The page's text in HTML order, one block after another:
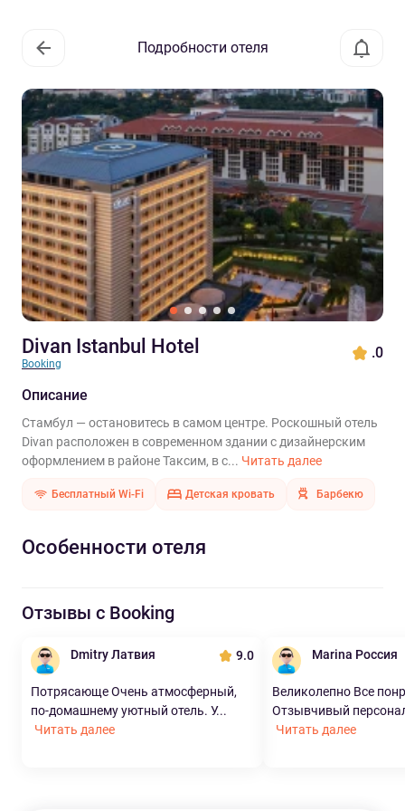
Подробности отеля
Divan Istanbul Hotel
Booking
.0
Описание
Стамбул — остановитесь в самом центре. Роскошный отель
Divan расположен в современном здании с дизайнерским
оформлением в районе Таксим, в с... Читать далее
Бесплатный Wi-Fi Детская кровать Барбекю
Особенности отеля
Отзывы с Booking
Dmitry Латвия 9.0
Потрясающе Очень атмосферный,
по-домашнему уютный отель. У...
Читать далее
Marina Россия
Великолепно Все
Отзывчивый
Читать далее